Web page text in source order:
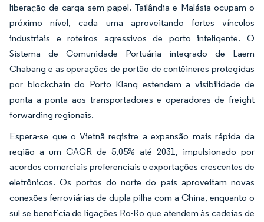
liberação de carga sem papel. Tailândia e Malásia ocupam o
próximo nível, cada uma aproveitando fortes vínculos
industriais e roteiros agressivos de porto inteligente. O
Sistema de Comunidade Portuária integrado de Laem
Chabang e as operações de portão de contêineres protegidas
por blockchain do Porto Klang estendem a visibilidade de
ponta a ponta aos transportadores e operadores de freight
forwarding regionais.
Espera-se que o Vietnã registre a expansão mais rápida da
região a um CAGR de 5,05% até 2031, impulsionado por
acordos comerciais preferenciais e exportações crescentes de
eletrônicos. Os portos do norte do país aproveitam novas
conexões ferroviárias de dupla pilha com a China, enquanto o
sul se beneficia de ligações Ro-Ro que atendem às cadeias de